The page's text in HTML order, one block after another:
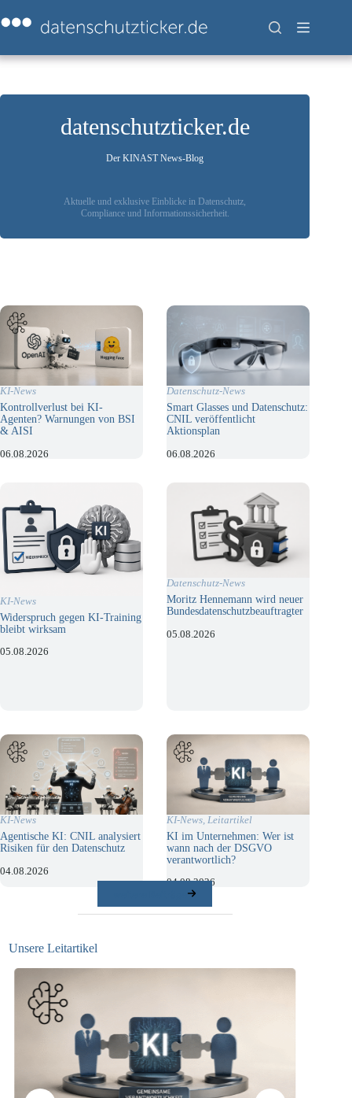
Inhalt
springen
datenschutzticker.de
Der KINAST News-Blog
Aktuelle und exklusive Einblicke in Datenschutz,
Compliance und Informationssicherheit.
KI-News
Kontrollverlust bei KI-
Agenten? Warnungen von BSI
& AISI
06.08.2026
Datenschutz-News
Smart Glasses und Datenschutz:
CNIL veröffentlicht
Aktionsplan
06.08.2026
KI-News
Widerspruch gegen KI-Training
bleibt wirksam
05.08.2026
Datenschutz-News
Moritz Hennemann wird neuer
Bundesdatenschutzbeauftragter
05.08.2026
KI-News
Agentische KI: CNIL analysiert
Risiken für den Datenschutz
04.08.2026
KI-News Leitartikel
KI im Unternehmen: Wer ist
wann nach der DSGVO
verantwortlich?
04.08.2026
Unsere Leitartikel